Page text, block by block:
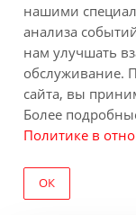
Все материалы
том числе дизайн).
числе путем
любое иное
предварительного
нашими
анализа
нам улучшать
обслуживание.
сайта, вы
Более
Политике в
ОК